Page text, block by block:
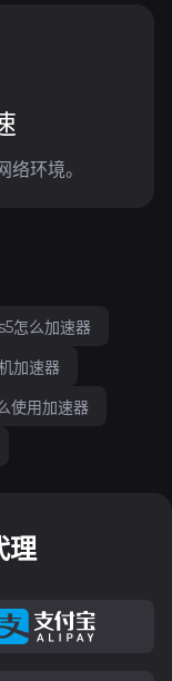
环境。
怎么加速器
加速器
使用加速器
理